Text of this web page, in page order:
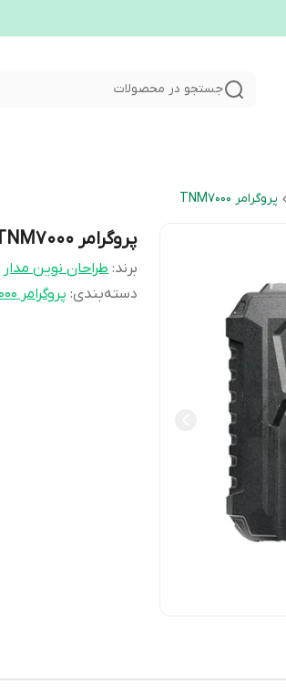
جستجو در محصولات
پروگرامر TNM7000
پروگرامر TNM7000
برند: طراحان نوین مدار
دسته‌بندی:پروگرامر TNM7000